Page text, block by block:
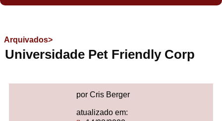
Arquivados>
Universidade Pet Friendly Corp
por Cris Berger
atualizado em: